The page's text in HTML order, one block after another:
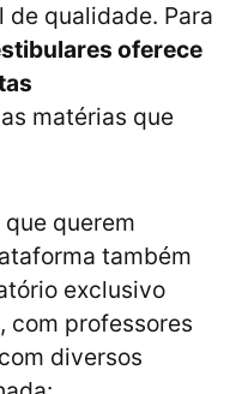
de qualidade. Para
oferece
matérias que
querem
também
exclusivo
com professores
diversos